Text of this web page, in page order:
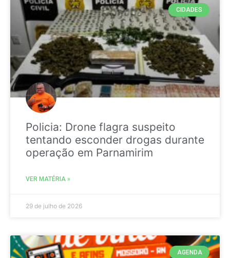
CIDADES
Policia: Drone flagra suspeito
tentando esconder drogas durante
operação em Parnamirim
VER MATÉRIA »
29 de julho de 2026
AGENDA